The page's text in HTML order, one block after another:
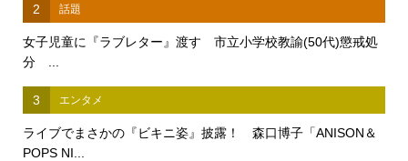
2 話題
女子児童に『ラブレター』渡す 市立小学校教諭(50代)懲戒処
分 ...
3 エンタメ
ライブでまさかの『ビキニ姿』披露！ 森口博子「ANISON＆
POPS NI...